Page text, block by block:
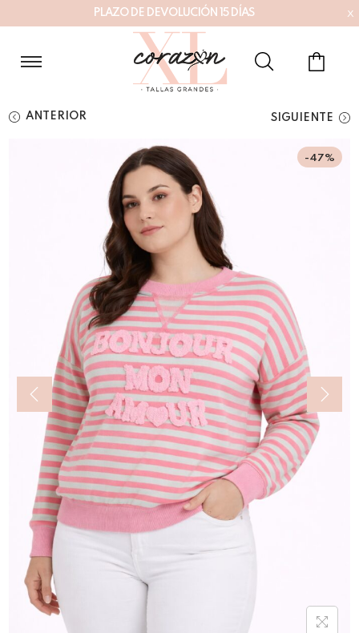
PLAZO DE DEVOLUCI ÓN 5 DÍ AS x
ANTERIOR SIGUIENTE
-47%